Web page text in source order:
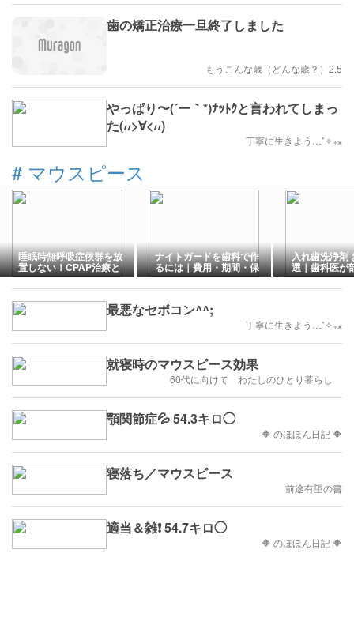
歯の矯正治療一旦終了しました
もうこんな歳（どんな歳？）2.5
やっぱり〜(´ー｀*)ﾅｯﾄｸと言われてしまっ
た(៸៸>∀<៸៸)
丁寧に生きよう…˚✧₊⁎
# マウスピース
睡眠時無呼吸症候群を放
置しない！CPAP治療と
最新の検査・治療法をわ
かりやすく解説
ナイトガードを歯科で作
るには｜費用・期間・保
険適用条件を歯科医が解
説【市販との使い分けチ
ェック付き】
入れ歯洗浄剤
選｜歯科医が
れ歯別に酵素
較【2026】
最悪なセボコン^^;
丁寧に生きよう…˚✧₊⁎
就寝時のマウスピース効果
60代に向けて わたしのひとり暮らし
顎関節症💦 54.3キロ◯
🔶 のほほん日記 🔶
寝落ち／マウスピース
前途有望の書
適当＆雑❗ 54.7キロ◯
🔶 のほほん日記 🔶